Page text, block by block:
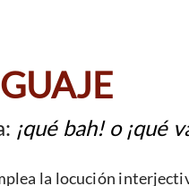
¡qué bah! o ¡qué
la locución